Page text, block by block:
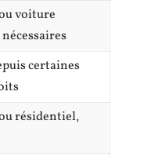
voiture
certaines
résidentiel,